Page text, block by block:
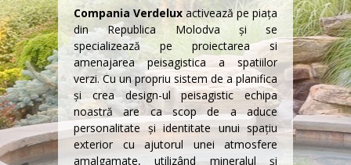
Compania Verdelux activează pe piaţa
din Republica Molodva şi se
specializează pe proiectarea si
amenajarea peisagistica a spatiilor
verzi. Cu un propriu sistem de a planifica
şi crea design-ul peisagistic echipa
noastră are ca scop de a aduce
personalitate şi identitate unui spaţiu
exterior cu ajutorul unei atmosfere
amalgamate, utilizând mineralul şi